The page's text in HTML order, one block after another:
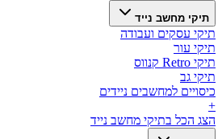
תיקי מחשב נייד
תיקי עסקים ועבודה
תיקי עור
תיקי Retro קנווס
תיקי גב
כיסויים למחשבים ניידים
+
הצג הכל בתיקי מחשב נייד